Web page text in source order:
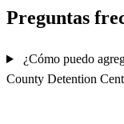
Preguntas
¿Cómo puedo
County Detention